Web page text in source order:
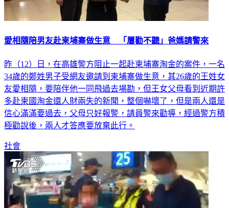
愛相隨陪男友赴柬埔寨做生意 「屢勸不聽」爸媽請警來
昨（12）日，在高雄警方阻止一起赴柬埔寨淘金的案件，一名
34歲的鄭姓男子受網友邀請到柬埔寨做生意，其26歲的王姓女
友愛相隨，要陪伴他一同飛過去場勘，但王女父母看到近期許
多赴柬國淘金還人財兩失的新聞，整個嚇壞了，但是兩人還是
信心滿滿要過去，父母只好報警，請員警來勸導，經過警方積
極勸說後，兩人才答應要放棄此行。
社會